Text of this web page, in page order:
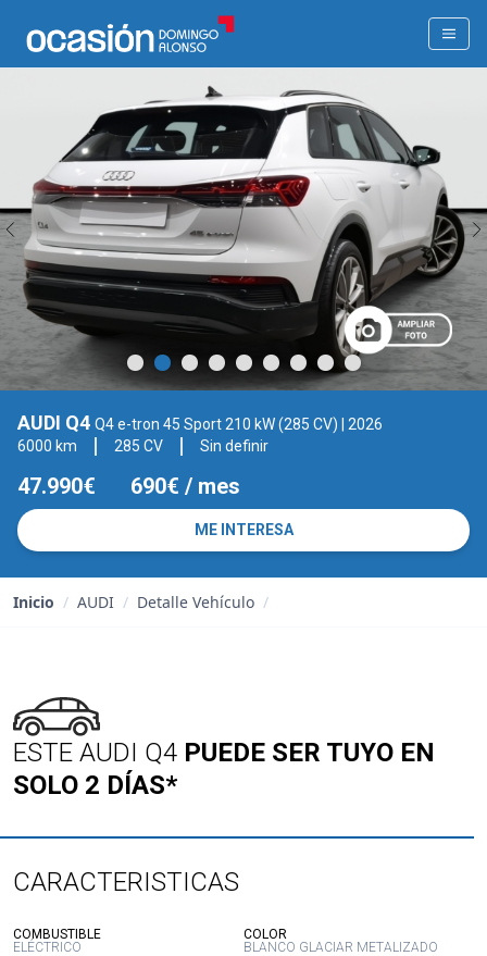
AUDI Q4 Q4 e-tron 45 Sport 210 kW (285 CV) | 2026
6000 km
285 CV Sin definir
47.990€ 690€ / mes
ME INTERESA
Inicio / AUDI / Detalle Vehículo /
ESTE AUDI Q4 PUEDE SER TUYO EN
SOLO 2 DÍAS*
CARACTERISTICAS
COMBUSTIBLE:
ELÉCTRICO
COLOR
BLANCO GLACIAR METALIZADO